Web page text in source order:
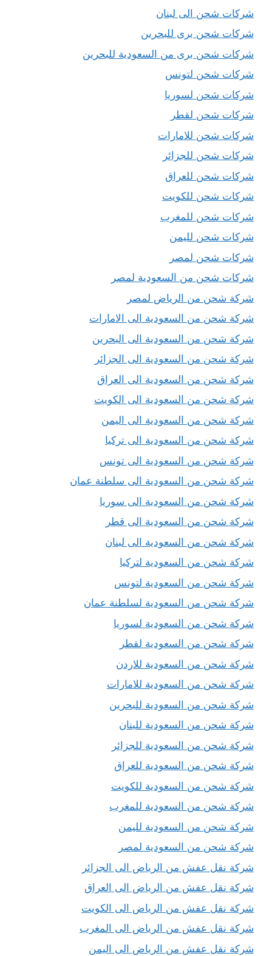
شركات شحن الى لبنان
شركات شحن برى للبحرين
شركات شحن برى من السعودية للبحرين
شركات شحن لتونس
شركات شحن لسوريا
شركات شحن لقطر
شركات شحن للامارات
شركات شحن للجزائر
شركات شحن للعراق
شركات شحن للكويت
شركات شحن للمغرب
شركات شحن لليمن
شركات شحن لمصر
شركات شحن من السعودية لمصر
شركة شحن من الرياض لمصر
شركة شحن من السعودية الى الامارات
شركة شحن من السعودية الى البحرين
شركة شحن من السعودية الى الجزائر
شركة شحن من السعودية الى العراق
شركة شحن من السعودية الى الكويت
شركة شحن من السعودية الى اليمن
شركة شحن من السعودية الى تركيا
شركة شحن من السعودية الى تونس
شركة شحن من السعودية الى سلطنة عمان
شركة شحن من السعودية الى سوريا
شركة شحن من السعودية الى قطر
شركة شحن من السعودية الى لبنان
شركة شحن من السعودية لتركيا
شركة شحن من السعودية لتونس
شركة شحن من السعودية لسلطنة عمان
شركة شحن من السعودية لسوريا
شركة شحن من السعودية لقطر
شركة شحن من السعودية للاردن
شركة شحن من السعودية للامارات
شركة شحن من السعودية للبحرين
شركة شحن من السعودية للبنان
شركة شحن من السعودية للجزائر
شركة شحن من السعودية للعراق
شركة شحن من السعودية للكويت
شركة شحن من السعودية للمغرب
شركة شحن من السعودية لليمن
شركة شحن من السعودية لمصر
شركة نقل عفش من الرياض الى الجزائر
شركة نقل عفش من الرياض الى العراق
شركة نقل عفش من الرياض الى الكويت
شركة نقل عفش من الرياض الى المغرب
شركة نقل عفش من الرياض الى اليمن